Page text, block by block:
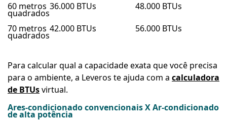
60 metros
quadrados
36.000 BTUs
48.000 BTUs
70 metros
quadrados
42.000 BTUs 56.000 BTUs
Para calcular qual a capacidade exata que você precisa
para o ambiente, a Leveros te ajuda com a calculadora
de BTUsvirtual.
Ares-condicionado convencionais X Ar-condicionado
de alta potência